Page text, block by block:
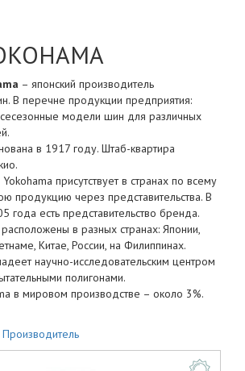
– японский производитель
В перечне продукции предприятия:
модели шин для различных
в 1917 году. Штаб-квартира
присутствует в странах по всему
продукцию через представительства. В
года есть представительство бренда.
в разных странах: Японии,
Китае, России, на Филиппинах.
научно-исследовательским центром
полигонами.
в мировом производстве – около 3%.
Производитель